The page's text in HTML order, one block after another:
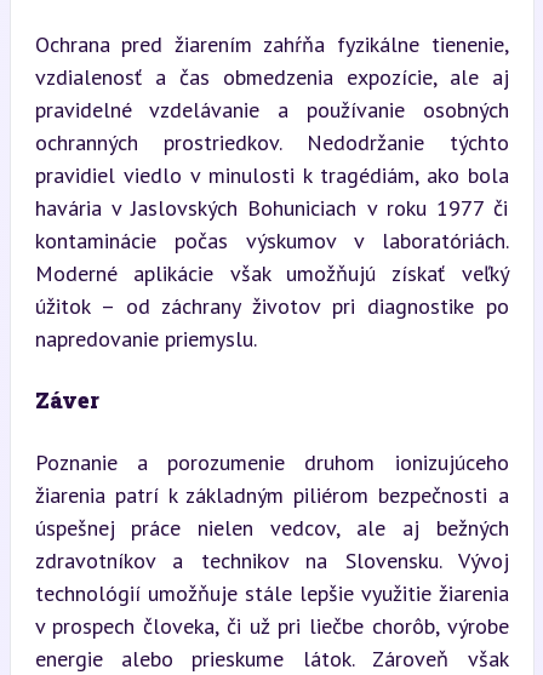
Ochrana pred žiarením zahŕňa fyzikálne tienenie,
vzdialenosť a čas obmedzenia expozície, ale aj
pravidelné vzdelávanie a používanie osobných
ochranných prostriedkov. Nedodržanie týchto
pravidiel viedlo v minulosti k tragédiám, ako bola
havária v Jaslovských Bohuniciach v roku 1977 či
kontaminácie počas výskumov v laboratóriách.
Moderné aplikácie však umožňujú získať veľký
úžitok – od záchrany životov pri diagnostike po
napredovanie priemyslu.
Záver
Poznanie a porozumenie druhom ionizujúceho
žiarenia patrí k základným piliérom bezpečnosti a
úspešnej práce nielen vedcov, ale aj bežných
zdravotníkov a technikov na Slovensku. Vývoj
technológií umožňuje stále lepšie využitie žiarenia
v prospech človeka, či už pri liečbe chorôb, výrobe
energie alebo prieskume látok. Zároveň však